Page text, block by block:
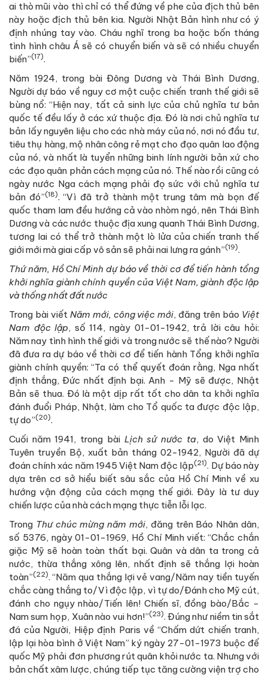
ai thò mũi vào thì chỉ có thể đứng về phe của địch thủ bên
này hoặc địch thủ bên kia. Người Nhật Bản hình như có ý
định nhúng tay vào. Cháu nghĩ trong ba hoặc bốn tháng
tình hình châu Á sẽ có chuyển biến và sẽ có nhiều chuyển
biến”(17).
Năm 1924, trong bài Đông Dương và Thái Bình Dương,
Người dự báo về nguy cơ một cuộc chiến tranh thế giới sẽ
bùng nổ: “Hiện nay, tất cả sinh lực của chủ nghĩa tư bản
quốc tế đều lấy ở các xứ thuộc địa. Đó là nơi chủ nghĩa tư
bản lấy nguyên liệu cho các nhà máy của nó, nơi nó đầu tư,
tiêu thụ hàng, mộ nhân công rẻ mạt cho đạo quân lao động
của nó, và nhất là tuyển những binh lính người bản xứ cho
các đạo quân phản cách mạng của nó. Thế nào rồi cũng có
ngày nước Nga cách mạng phải đọ sức với chủ nghĩa tư
bản đó”(18). “Vì đã trở thành một trung tâm mà bọn đế
quốc tham lam đều hướng cả vào nhòm ngó, nên Thái Bình
Dương và các nước thuộc địa xung quanh Thái Bình Dương,
tương lai có thể trở thành một lò lửa của chiến tranh thế
giới mới mà giai cấp vô sản sẽ phải nai lưng ra gánh”(19).
Thứ năm, Hồ Chí Minh dự báo về thời cơ để tiến hành tổng
khởi nghĩa giành chính quyền của Việt Nam, giành độc lập
và thống nhất đất nước
Trong bài viết Năm mới, công việc mới, đăng trên báo Việt
Nam độc lập, số 114, ngày 01-01-1942, trả lời câu hỏi:
Năm nay tình hình thế giới và trong nước sẽ thế nào? Người
đã đưa ra dự báo về thời cơ để tiến hành Tổng khởi nghĩa
giành chính quyền: “Ta có thể quyết đoán rằng, Nga nhất
định thắng, Đức nhất định bại. Anh - Mỹ sẽ được, Nhật
Bản sẽ thua. Đó là một dịp rất tốt cho dân ta khởi nghĩa
đánh đuổi Pháp, Nhật, làm cho Tổ quốc ta được độc lập,
tự do”(20).
Cuối năm 1941, trong bài Lịch sử nước ta, do Việt Minh
Tuyên truyền Bộ, xuất bản tháng 02-1942, Người đã dự
đoán chính xác năm 1945 Việt Nam độc lập(21). Dự báo này
dựa trên cơ sở hiểu biết sâu sắc của Hồ Chí Minh về xu
hướng vận động của cách mạng thế giới. Đây là tư duy
chiến lược của nhà cách mạng thực tiễn lỗi lạc.
Trong Thư chúc mừng năm mới, đăng trên Báo Nhân dân,
số 5376, ngày 01-01-1969, Hồ Chí Minh viết: “Chắc chắn
giặc Mỹ sẽ hoàn toàn thất bại. Quân và dân ta trong cả
nước, thừa thắng xông lên, nhất định sẽ thắng lợi hoàn
toàn”(22). “Năm qua thắng lợi vẻ vang/Năm nay tiền tuyến
chắc càng thắng to/Vì độc lập, vì tự do/Đánh cho Mỹ cút,
đánh cho ngụy nhào/Tiến lên! Chiến sĩ, đồng bào/Bắc -
Nam sum họp, Xuân nào vui hơn!”(23). Đúng như niềm tin sắt
đá của Người, Hiệp định Paris về “Chấm dứt chiến tranh,
lập lại hòa bình ở Việt Nam” ký ngày 27-01-1973 buộc đế
quốc Mỹ phải đơn phương rút quân khỏi nước ta. Nhưng với
bản chất xâm lược, chúng tiếp tục tăng cường viện trợ cho